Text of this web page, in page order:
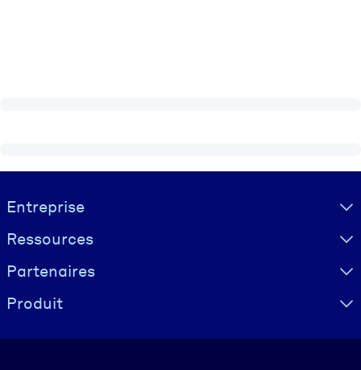
Visually hidden Text
Entreprise
Ressources
Partenaires
Produit